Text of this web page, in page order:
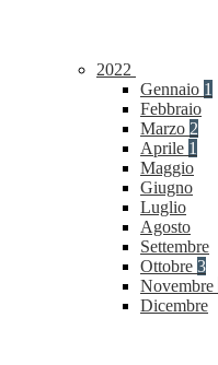
2022
Gennaio 1
Febbraio
Marzo 2
Aprile 1
Maggio
Giugno
Luglio
Agosto
Settembre
Ottobre 3
Novembre
Dicembre